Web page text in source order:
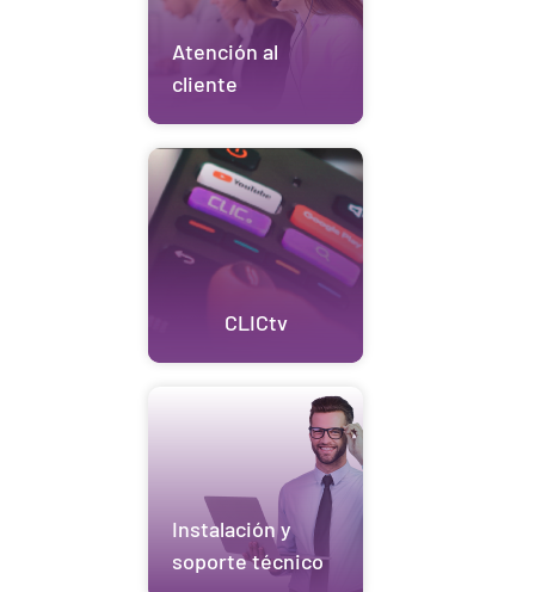
Atención al
cliente
CLICtv
Instalación y
soporte técnico